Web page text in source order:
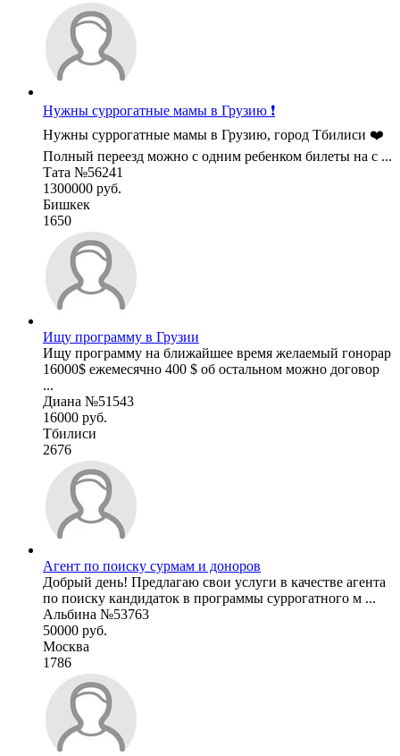
Нужны суррогатные мамы в Грузию ❗
Нужны суррогатные мамы в Грузию, город Тбилиси ❤️
Полный переезд можно с одним ребенком билеты на с ...
Тата №56241
1300000 руб.
Бишкек
1650
Ищу программу в Грузии
Ищу программу на ближайшее время желаемый гонорар
16000$ ежемесячно 400 $ об остальном можно договор
...
Диана №51543
16000 руб.
Тбилиси
2676
Агент по поиску сурмам и доноров
Добрый день! Предлагаю свои услуги в качестве агента
по поиску кандидаток в программы суррогатного м ...
Альбина №53763
50000 руб.
Москва
1786